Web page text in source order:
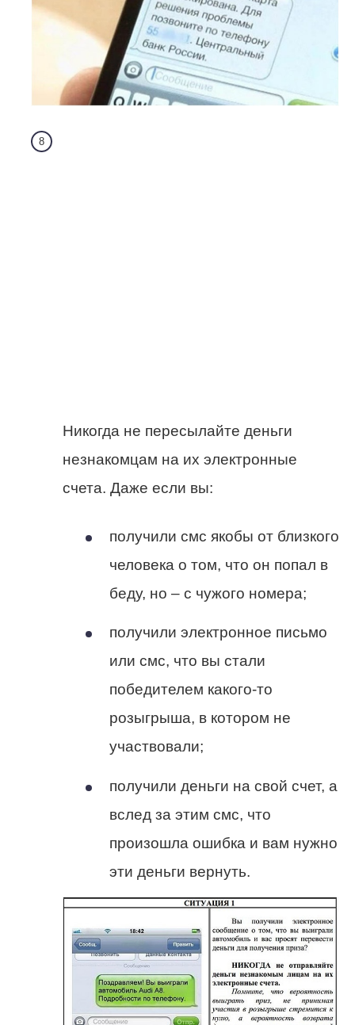
Никогда не пересылайте деньги
незнакомцам на их электронные
счета. Даже если вы:
получили смс якобы от близкого
человека о том, что он попал в
беду, но – с чужого номера;
получили электронное письмо
или смс, что вы стали
победителем какого-то
розыгрыша, в котором не
участвовали;
получили деньги на свой счет, а
вслед за этим смс, что
произошла ошибка и вам нужно
эти деньги вернуть.